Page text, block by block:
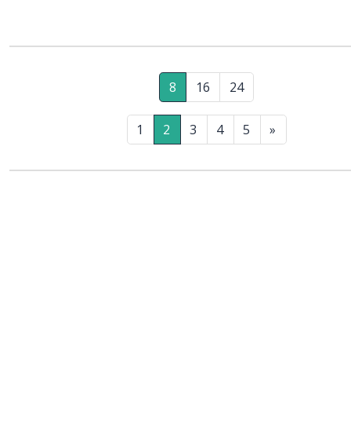
8 16 24
1 2 3 4 5 »